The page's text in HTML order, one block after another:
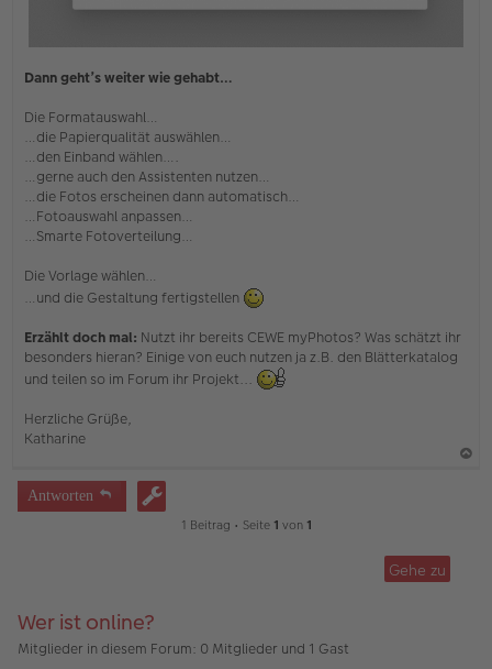
Dann geht’s weiter wie gehabt…
Die Formatauswahl…
…die Papierqualität auswählen…
…den Einband wählen….
…gerne auch den Assistenten nutzen…
…die Fotos erscheinen dann automatisch…
…Fotoauswahl anpassen…
…Smarte Fotoverteilung…
Die Vorlage wählen…
…und die Gestaltung fertigstellen
Erzählt doch mal: Nutzt ihr bereits CEWE myPhotos? Was schätzt ihr
besonders hieran? Einige von euch nutzen ja z.B. den Blätterkatalog
und teilen so im Forum ihr Projekt...
Herzliche Grüße,
Katharine
Antworten
1 Beitrag • Seite 1 von 1
Gehe zu
Wer ist online?
Mitglieder in diesem Forum: 0 Mitglieder und 1 Gast